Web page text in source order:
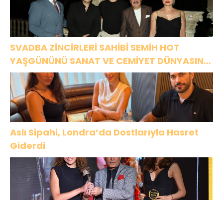
SVADBA ZİNCİRLERİ SAHİBİ SEMİH HOT
YAŞGÜNÜNÜ SANAT VE CEMİYET DÜNYASININ
ÜNLÜ İSİMLERİYLE KUTLADI!
Aslı Sipahi, Londra’da Dostlarıyla Hasret
Giderdi